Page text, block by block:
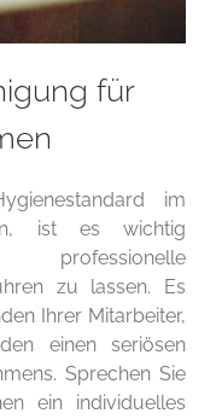
für
im
ist es wichtig
zu lassen. Es
Ihrer Mitarbeiter,
einen seriösen
Sprechen Sie
ein individuelles